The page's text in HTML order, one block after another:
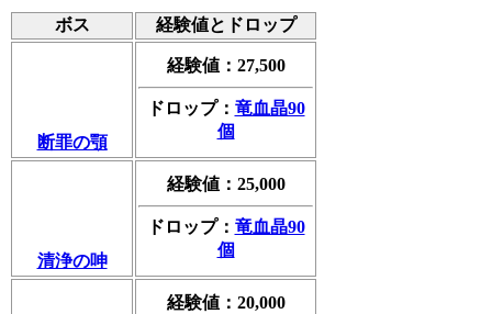
ボス 経験値とドロップ
断罪の顎
経験値：27,500
ドロップ： 竜血晶90
個
清浄の呻
経験値：25,000
ドロップ： 竜血晶90
個
経験値：20,000